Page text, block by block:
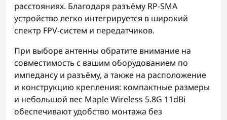
расстояниях. Благодаря разъёму RP-SMA
устройство легко интегрируется в широкий
спектр FPV-систем и передатчиков.
При выборе антенны обратите внимание на
совместимость с вашим оборудованием по
импедансу и разъёму, а также на расположение
и конструкцию крепления: компактные размеры
и небольшой вес Maple Wireless 5.8G 11dBi
обеспечивают удобство монтажа без